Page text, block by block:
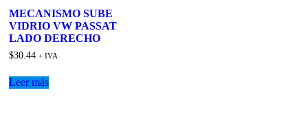
to
wishlist
MECANISMO SUBE
VIDRIO VW PASSAT
LADO DERECHO
$30.44 + IVA
Leer más